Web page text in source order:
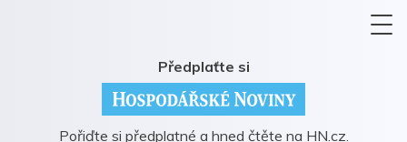
Předplaťte si
Pořiďte si předplatné a hned čtěte na HN.cz.